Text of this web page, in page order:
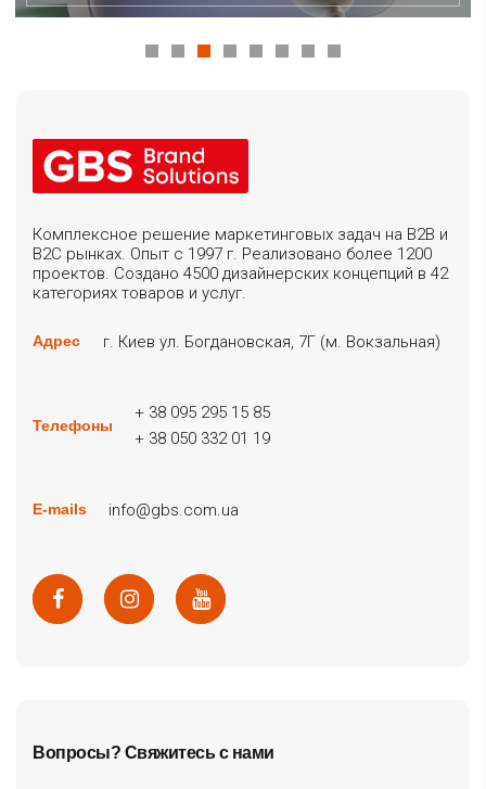
Комплексное решение маркетинговых задач на B2B и
B2C рынках. Опыт с 1997 г. Реализовано более 1200
проектов. Создано 4500 дизайнерских концепций в 42
категориях товаров и услуг.
Адрес г. Киев ул. Богдановская, 7Г (м. Вокзальная)
Телефоны
+ 38 095 295 15 85
+ 38 050 332 01 19
E-mails info@gbs.com.ua
Вопросы? Свяжитесь с нами